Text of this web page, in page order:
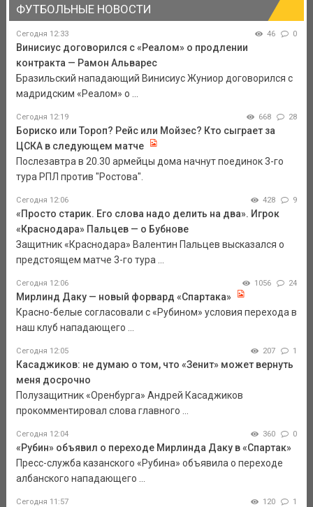
ФУТБОЛЬНЫЕ НОВОСТИ
Сегодня 12:33 46 0
Винисиус договорился с «Реалом» о продлении
контракта — Рамон Альварес
Бразильский нападающий Винисиус Жуниор договорился с
мадридским «Реалом» о ...
Сегодня 12:19 668 28
Бориско или Тороп? Рейс или Мойзес? Кто сыграет за
ЦСКА в следующем матче
Послезавтра в 20.30 армейцы дома начнут поединок 3-го
тура РПЛ против "Ростова".
Сегодня 12:06 428 9
«Просто старик. Его слова надо делить на два». Игрок
«Краснодара» Пальцев — о Бубнове
Защитник «Краснодара» Валентин Пальцев высказался о
предстоящем матче 3-го тура ...
Сегодня 12:06 1056 24
Мирлинд Даку — новый форвард «Спартака»
Красно-белые согласовали с «Рубином» условия перехода в
наш клуб нападающего ...
Сегодня 12:05 207 1
Касаджиков: не думаю о том, что «Зенит» может вернуть
меня досрочно
Полузащитник «Оренбурга» Андрей Касаджиков
прокомментировал слова главного ...
Сегодня 12:04 360 0
«Рубин» объявил о переходе Мирлинда Даку в «Спартак»
Пресс-служба казанского «Рубина» объявила о переходе
албанского нападающего ...
Сегодня 11:57 120 1